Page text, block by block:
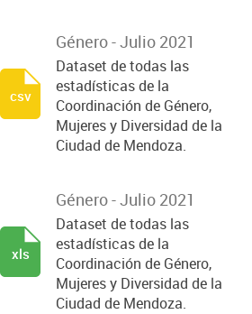
Género - Julio 2021
Dataset de todas las
estadísticas de la
Coordinación de Género,
Mujeres y Diversidad de la
Ciudad de Mendoza.
csv
Género - Julio 2021
Dataset de todas las
estadísticas de la
Coordinación de Género,
Mujeres y Diversidad de la
Ciudad de Mendoza.
xls